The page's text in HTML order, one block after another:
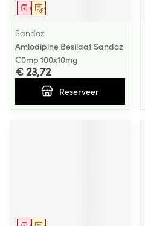
Op voorschrift
Geneesmiddel
Sandoz
Amlodipine Besilaat Sandoz
C0mp 100x10mg
€ 23,72
Reserveer